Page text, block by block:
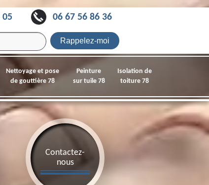
05 06 67 56 86 36
Nettoyage et pose
de gouttière 78
Peinture
sur tuile 78
Isolation de
toiture 78
Contactez-
nous